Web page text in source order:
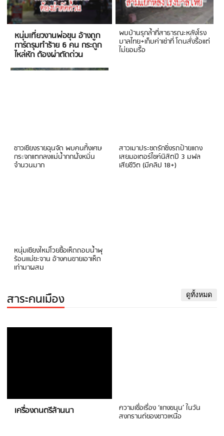
หนุ่มเที่ยวงานพ่อขุน อ้างถูก
การ์ดรุมทำร้าย 6 คน กระดูก
ไหล่หัก ต้องผ่าตัดด่วน
พบบ้านรุกล้ำที่สาธารณะหลังโรง
บาลไทย+เก็บค่าเช่าที่ โดนสั่งรื้อแต่
ไม่ยอมรื้อ
ชาวเชียงรายฉุนจัด พบคนทิ้งเศษ
กระจกแตกลงแม่น้ำกกฝั่งหมิ่น
จำนวนมาก
สาวเมาประชดรักซิ่งรถป้ายแดง
เสยมอเตอร์ไซค์นิสิตปี 3 มฟล
เสียชีวิต (มีคลิป 18+)
หนุ่มเชียงใหม่โวยซื้อเห็ดถอบน้ำพุ
ร้อนแม่ขะจาน อ้างคนขายเอาเห็ด
เก่ามาผสม
สาระคนเมือง ดูทั้งหมด
เครื่องดนตรีล้านนา ความเชื่อเรื่อง ‘แกงขนุน’ ในวัน
สงกรานต์ของชาวเหนือ